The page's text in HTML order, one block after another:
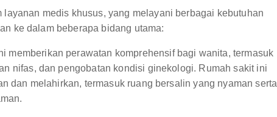
medis khusus, yang melayani berbagai kebutuhan
ke dalam beberapa bidang utama:
memberikan perawatan komprehensif bagi wanita, termasuk
nifas, dan pengobatan kondisi ginekologi. Rumah sakit ini
dan melahirkan, termasuk ruang bersalin yang nyaman serta